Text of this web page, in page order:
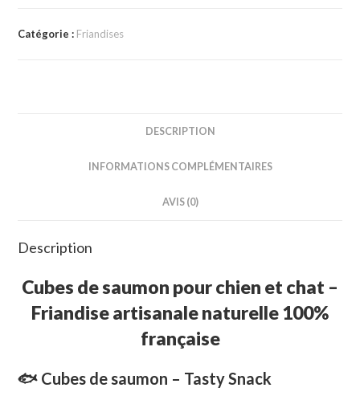
Catégorie : Friandises
DESCRIPTION
INFORMATIONS COMPLÉMENTAIRES
AVIS (0)
Description
Cubes de saumon pour chien et chat –
Friandise artisanale naturelle 100%
française
🐟 Cubes de saumon – Tasty Snack